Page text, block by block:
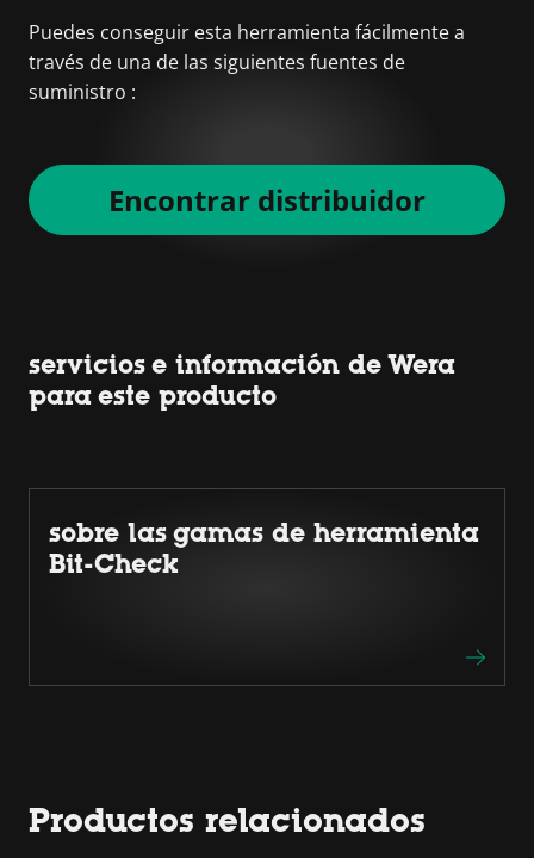
Puedes conseguir esta herramienta fácilmente a
través de una de las siguientes fuentes de
suministro :
Encontrar distribuidor
servicios e información de Wera
para este producto
sobre las gamas de herramienta
Bit-Check
Productos relacionados